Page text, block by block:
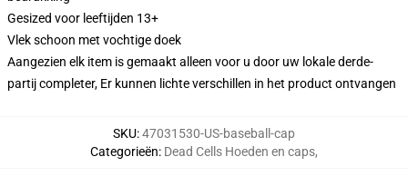
Gesized voor leeftijden 13+
Vlek schoon met vochtige doek
Aangezien elk item is gemaakt alleen voor u door uw lokale derde-
partij completer, Er kunnen lichte verschillen in het product ontvangen
SKU:47031530-US-baseball-cap
Categorieën: Dead Cells Hoeden en caps,